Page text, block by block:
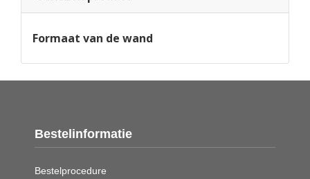
Formaat van de wand
Bestelinformatie
Bestelprocedure